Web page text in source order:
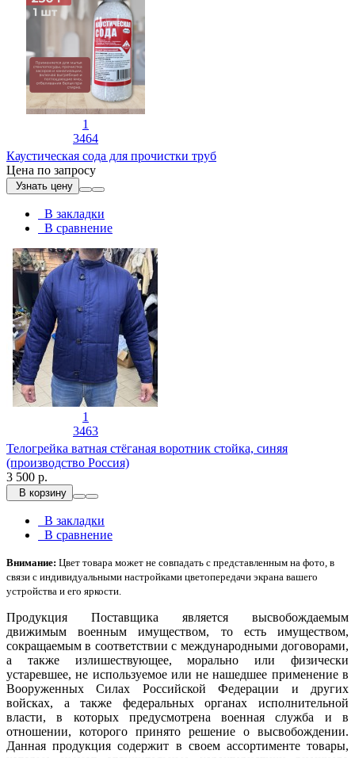
1
3464
Каустическая сода для прочистки труб
Цена по запросу
Узнать цену
В закладки
В сравнение
1
3463
Телогрейка ватная стёганая воротник стойка, синяя
(производство Россия)
3 500 р.
В корзину
В закладки
В сравнение
Внимание: Цвет товара может не совпадать с представленным на фото, в
связи с индивидуальными настройками цветопередачи экрана вашего
устройства и его яркости.
Продукция Поставщика является высвобождаемым
движимым военным имуществом, то есть имуществом,
сокращаемым в соответствии с международными договорами,
а также излишествующее, морально или физически
устаревшее, не используемое или не нашедшее применение в
Вооруженных Силах Российской Федерации и других
войсках, а также федеральных органах исполнительной
власти, в которых предусмотрена военная служба и в
отношении, которого принято решение о высвобождении.
Данная продукция содержит в своем ассортименте товары,